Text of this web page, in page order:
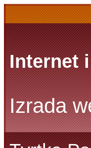
Internet
Izrada